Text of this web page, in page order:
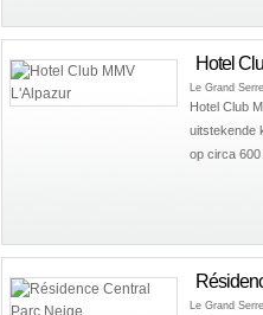
Hotel
Le Grand
Hotel Club
uitstekende
op circa 600
Le Grand